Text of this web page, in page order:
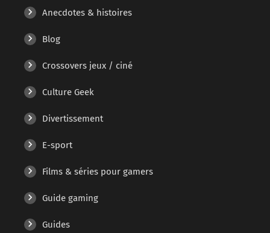
Anecdotes & histoires
Blog
Crossovers jeux / ciné
Culture Geek
Divertissement
E-sport
Films & séries pour gamers
Guide gaming
Guides